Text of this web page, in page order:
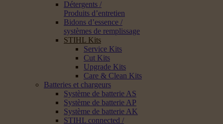
Détergents /
Produits d’entretien
Bidons d’essence /
systèmes de remplissage
STIHL Kits
Service Kits
Cut Kits
Upgrade Kits
Care & Clean Kits
Batteries et chargeurs
Système de batterie AS
Système de batterie AP
Système de batterie AK
STIHL connected /